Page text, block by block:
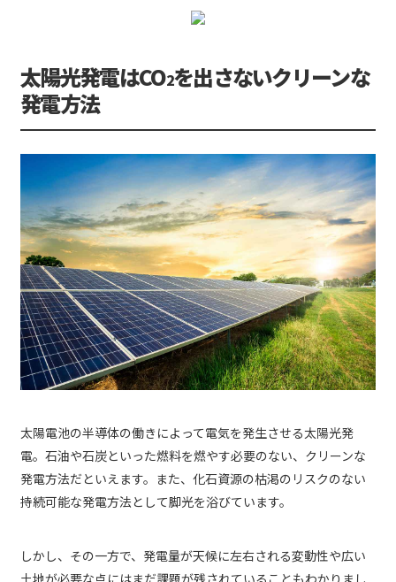
太陽光発電はCO2を出さないクリーンな
発電方法
太陽電池の半導体の働きによって電気を発生させる太陽光発
電。石油や石炭といった燃料を燃やす必要のない、クリーンな
発電方法だといえます。また、化石資源の枯渇のリスクのない
持続可能な発電方法として脚光を浴びています。
しかし、その一方で、発電量が天候に左右される変動性や広い